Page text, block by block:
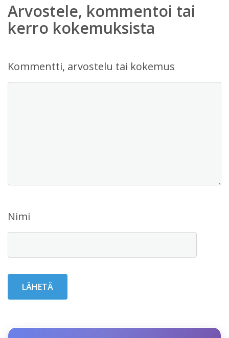
Arvostele, kommentoi tai
kerro kokemuksista
Kommentti, arvostelu tai kokemus
Nimi